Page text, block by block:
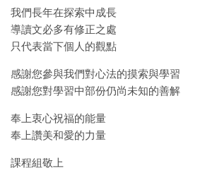
我們長年在探索中成長
導讀文必多有修正之處
只代表當下個人的觀點
感謝您參與我們對心法的摸索與學習
感謝您對學習中部份仍尚未知的善解
奉上衷心祝福的能量
奉上讚美和愛的力量
課程組敬上